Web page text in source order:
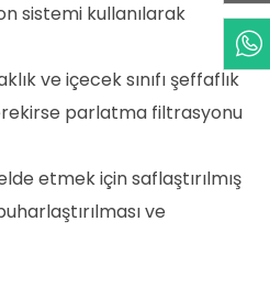
sistemi kullanılarak
ve içecek sınıfı şeffaflık
parlatma filtrasyonu
etmek için saflaştırılmış
ve